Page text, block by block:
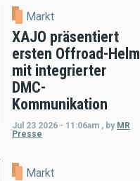
Markt
XAJO präsentiert
ersten Offroad-Helm
mit integrierter
DMC-
Kommunikation
Jul 23 2026 - 11:06am , by MR
Presse
Markt